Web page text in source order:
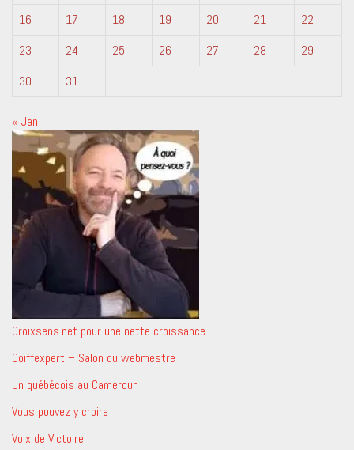
16
17 18 19 20 21
22
23
24 25 26 27 28
29
30
31
« Jan
Croixsens.net pour une nette croissance
Coiffexpert – Salon du webmestre
Un québécois au Cameroun
Vous pouvez y croire
Voix de Victoire